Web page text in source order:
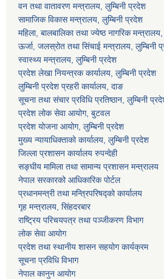
वन तथा वातावरण मन्त्रालय, लुम्बिनी प्रदेश
सामाजिक विकास मन्त्रालय, लुम्बिनी प्रदेश
महिला, बालबालिका तथा ज्येष्ठ नागरिक
ऊर्जा, जलस्रोत तथा सिंचाई मन्त्रालय, लुम्बिनी
स्वास्थ्य मन्त्रालय, लुम्बिनी प्रदेश
प्रदेश लेखा नियन्त्रक कार्यालय, लुम्बिनी प्रदेश
लुम्बिनी प्रदेश प्रहरी कार्यालय, दाङ
सूचना तथा संचार प्रविधि प्रतिष्ठान, लुम्बिनी
प्रदेश लोक सेवा आयोग, बुटवल
प्रदेश योजना आयोग, लुम्बिनी प्रदेश
मुख्य न्यायाधिक्ताको कार्यालय, लुम्बिनी प्रदेश
जिल्ला प्रशासन कार्यालय रुपन्देही
सङ्घीय मामिला तथा सामान्य प्रशासन मन्त्रालय
नेपाल सरकारको आधिकारिक पोर्टल
प्रधानमन्त्री तथा मन्त्रिपरिषद्को कार्यालय
गृह मन्त्रालय, सिंहदरबार
राष्ट्रिय परिचयपत्र तथा पञ्जीकरण विभाग
लोक सेवा आयोग
प्रदेश तथा स्थानीय शासन सहयोग कार्यक्रम
सूचना प्रविधि विभाग
नेपाल कानुन आयोग